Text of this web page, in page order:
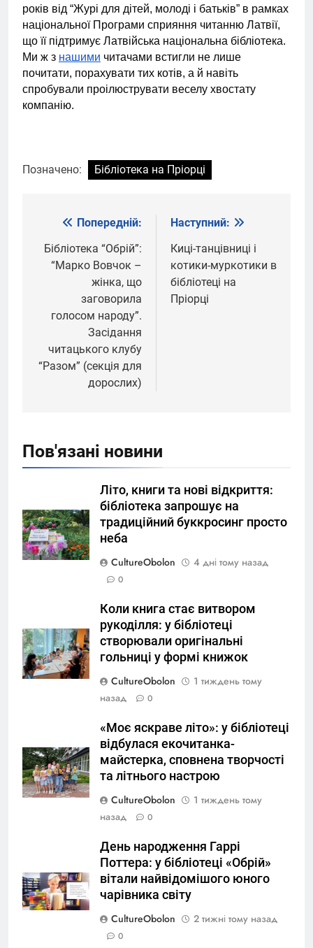
років від “Журі для дітей, молоді і батьків” в рамках
національної Програми сприяння читанню Латвії,
що її підтримує Латвійська національна бібліотека.
Ми ж з нашими читачами встигли не лише
почитати, порахувати тих котів, а й навіть
спробували проілюструвати веселу хвостату
компанію.
Позначено: Бібліотека на Пріорці
Навігація
записів
Попередній:
Бібліотека “Обрій”:
“Марко Вовчок –
жінка, що
заговорила
голосом народу”.
Засідання
читацького клубу
“Разом” (секція для
дорослих)
Наступний:
Киці-танцівниці і
котики-муркотики в
бібліотеці на
Пріорці
Пов'язані новини
Літо, книги та нові відкриття:
бібліотека запрошує на
традиційний буккросинг просто
неба
CultureObolon
4 дні тому назад
0
Коли книга стає витвором
рукоділля: у бібліотеці
створювали оригінальні
гольниці у формі книжок
CultureObolon
1 тиждень тому
назад
0
«Моє яскраве літо»: у бібліотеці
відбулася екочитанка-
майстерка, сповнена творчості
та літнього настрою
CultureObolon
1 тиждень тому
назад
0
День народження Гаррі
Поттера: у бібліотеці «Обрій»
вітали найвідомішого юного
чарівника світу
CultureObolon
2 тижні тому назад
0